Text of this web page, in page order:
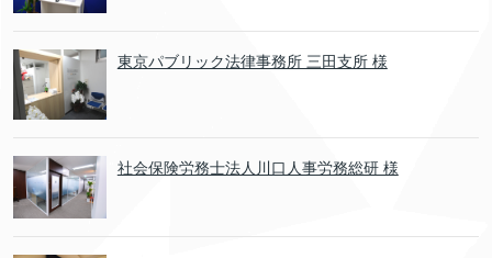
東京パブリック法律事務所 三田支所 様
社会保険労務士法人川口人事労務総研 様